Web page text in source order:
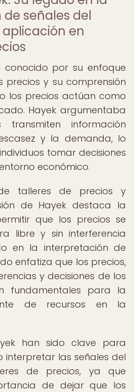
señales del
en
conocido por su enfoque
y su comprensión
los precios actúan como
Hayek argumentaba
información
y la demanda, lo
tomar decisiones
económico.
talleres de precios y
de Hayek destaca la
que los precios se
libre y sin interferencia
en la interpretación de
enfatiza que los precios,
y decisiones de los
fundamentales para la
de recursos en la
han sido clave para
las señales del
de precios, ya que
de dejar que los